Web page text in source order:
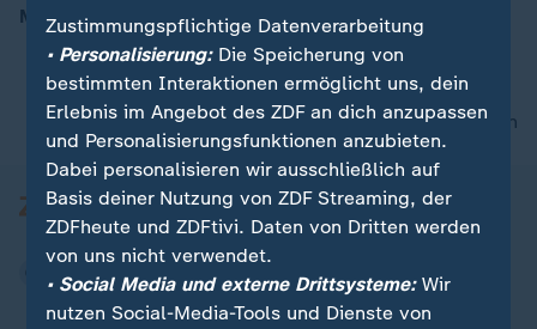
Menschen kamen ums Leben.
nach oben
Zustimmungspflichtige Datenverarbeitung
• Personalisierung:Die Speicherung von
bestimmten Interaktionen ermöglicht uns, dein
Erlebnis im Angebot des ZDF an dich anzupassen
und Personalisierungsfunktionen anzubieten.
Dabei personalisieren wir ausschließlich auf
Basis deiner Nutzung von ZDF Streaming, der
ZDFheute und ZDFtivi. Daten von Dritten werden
von uns nicht verwendet.
• Social Media und externe Drittsysteme:Wir
nutzen Social-Media-Tools und Dienste von